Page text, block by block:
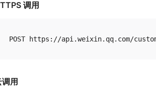
调用
用